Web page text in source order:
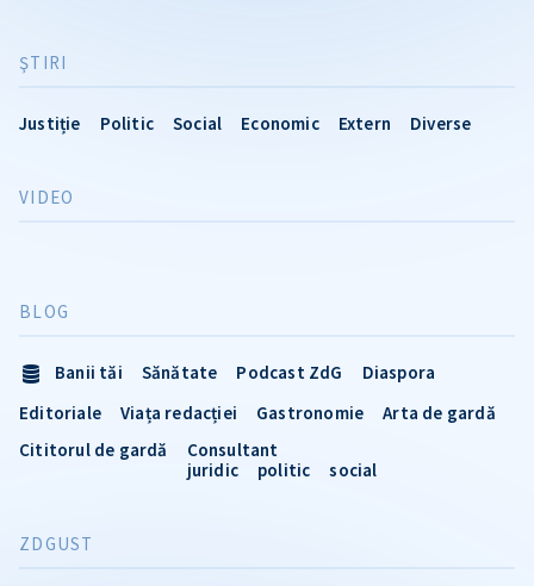
ŞTIRI
Justiție Politic Social Economic Extern Diverse
VIDEO
BLOG
Banii tăi Sănătate Podcast ZdG
Diaspora
Editoriale
Viața redacției Gastronomie
Arta de gardă
Cititorul de gardă
Consultant
juridic
politic social
ZDGUST